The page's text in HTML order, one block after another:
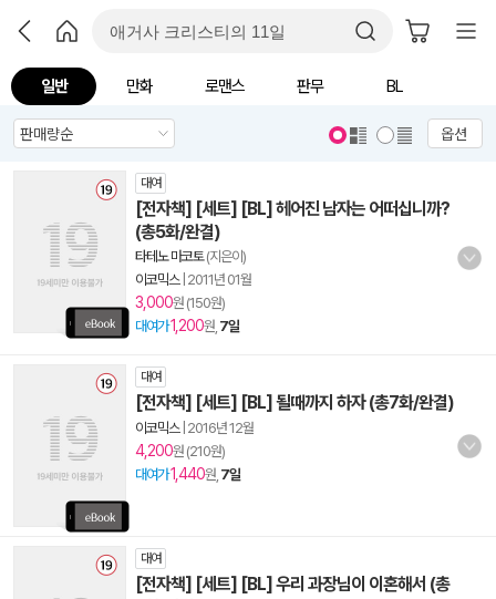
일반 만화 로맨스 판무 BL
옵션
대여
[전자책] [세트] [BL] 헤어진 남자는 어떠십니까?
(총5화/완결)
타테노 마코토(지은이)
이코믹스| 2011년 01월
3,000원 (150원)
대여가1,200원, 7일
대여
[전자책] [세트] [BL] 될때까지 하자 (총7화/완결)
이코믹스| 2016년 12월
4,200원 (210원)
대여가1,440원, 7일
대여
[전자책] [세트] [BL] 우리 과장님이 이혼해서 (총